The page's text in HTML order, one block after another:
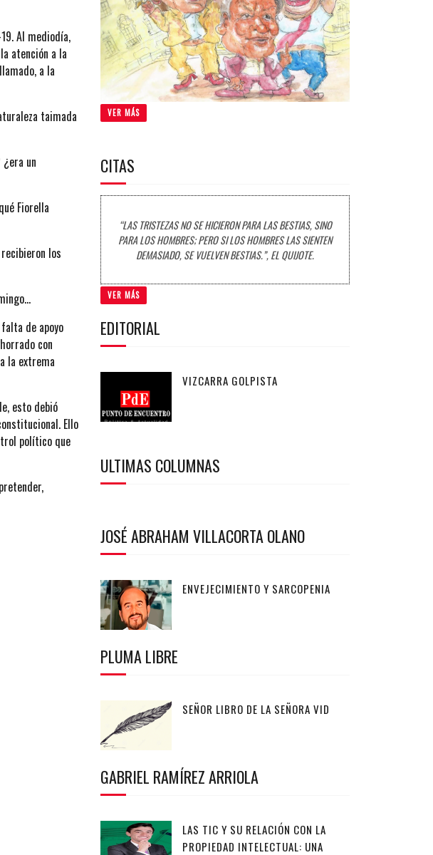
Al mediodía,
atención a la
a la
taimada
un
Fiorella
los
de apoyo
con
la extrema
esto debió
Ello
político que
VER MÁS
CITAS
“LAS TRISTEZAS NO SE HICIERON PARA LAS BESTIAS, SINO
PARA LOS HOMBRES; PERO SI LOS HOMBRES LAS SIENTEN
DEMASIADO, SE VUELVEN BESTIAS.”, EL QUIJOTE.
VER MÁS
EDITORIAL
VIZCARRA GOLPISTA
ULTIMAS COLUMNAS
JOSÉ ABRAHAM VILLACORTA OLANO
ENVEJECIMIENTO Y SARCOPENIA
PLUMA LIBRE
SEÑOR LIBRO DE LA SEÑORA VID
GABRIEL RAMÍREZ ARRIOLA
LAS TIC Y SU RELACIÓN CON LA
PROPIEDAD INTELECTUAL: UNA